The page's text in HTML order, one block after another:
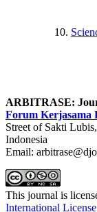
10.
ARBITRASE:
Forum Kerjasama
Street of Sakti
Indonesia
Email:
This journal is
International License